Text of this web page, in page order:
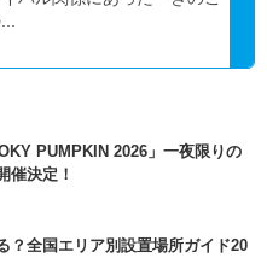
PUMPKIN 2026」一夜限りの
催決定！
？全国エリア別設置場所ガイド20